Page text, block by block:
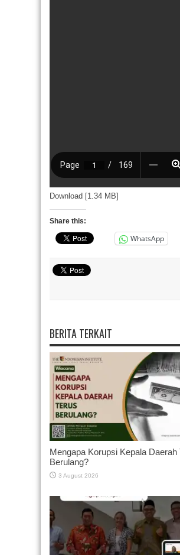
Download [1.34 MB]
Share this:
WhatsApp
BERITA TERKAIT
Mengapa Korupsi Kepala Daerah
Berulang?
3 August 2026